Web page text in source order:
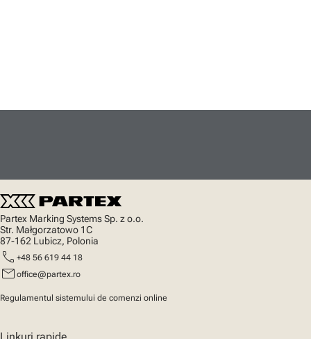
Partex Marking Systems Sp. z o.o.
Str. Małgorzatowo 1C
87-162 Lubicz, Polonia
call +48 56 619 44 18
mail office@partex.ro
Regulamentul sistemului de comenzi online